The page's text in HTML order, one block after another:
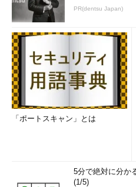
PR(dentsu Japan)
「ポートスキャン」とは
5分で絶対に分か
(1/5)